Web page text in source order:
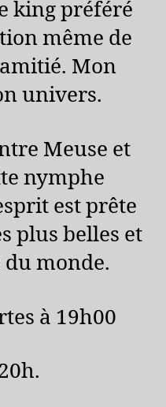
king préféré
même de
Mon
univers.
Meuse et
nymphe
est prête
plus belles et
monde.
à 19h00